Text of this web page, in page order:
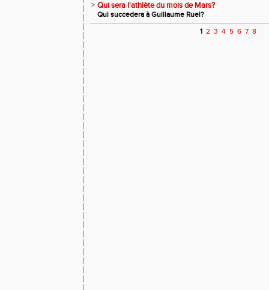
> Qui sera l'athlète du mois de Mars?
Qui succedera à Guillaume Ruel?
1 2 3 4 5 6 7 8